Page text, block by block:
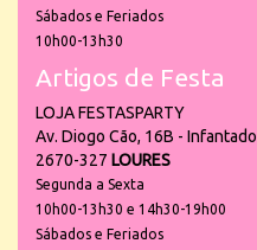
Sábados e Feriados
10h00-13h30
Artigos de Festa
LOJA FESTASPARTY
Av. Diogo Cão, 16B - Infantado
2670-327 LOURES
Segunda a Sexta
10h00-13h30 e 14h30-19h00
Sábados e Feriados